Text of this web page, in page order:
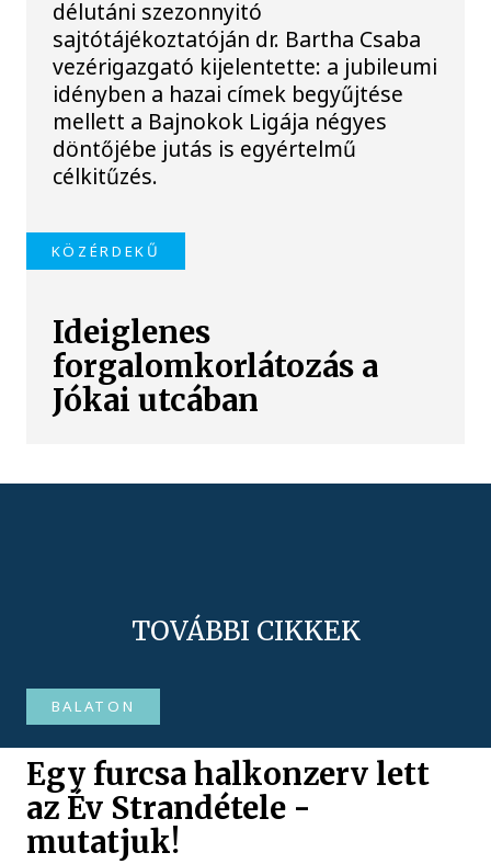
délutáni szezonnyitó
sajtótájékoztatóján dr. Bartha Csaba
vezérigazgató kijelentette: a jubileumi
idényben a hazai címek begyűjtése
mellett a Bajnokok Ligája négyes
döntőjébe jutás is egyértelmű
célkitűzés.
KÖZÉRDEKŰ
Ideiglenes
forgalomkorlátozás a
Jókai utcában
TOVÁBBI CIKKEK
BALATON
Egy furcsa halkonzerv lett
az Év Strandétele -
mutatjuk!